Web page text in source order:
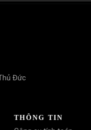
Đức
THÔNG TIN